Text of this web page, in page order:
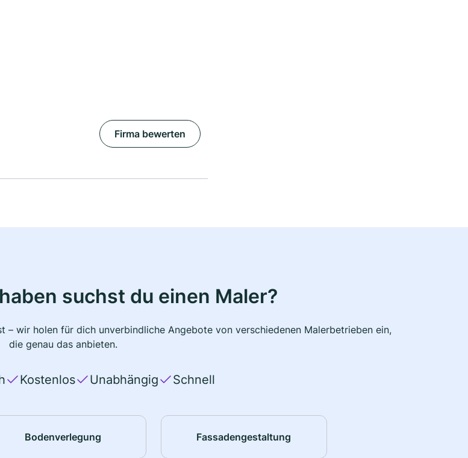
Firma bewerten
suchst du einen Maler?
wir holen für dich unverbindliche Angebote von verschiedenen Malerbetrieben ein,
die genau das anbieten.
Kostenlos Unabhängig Schnell
Bodenverlegung Fassadengestaltung